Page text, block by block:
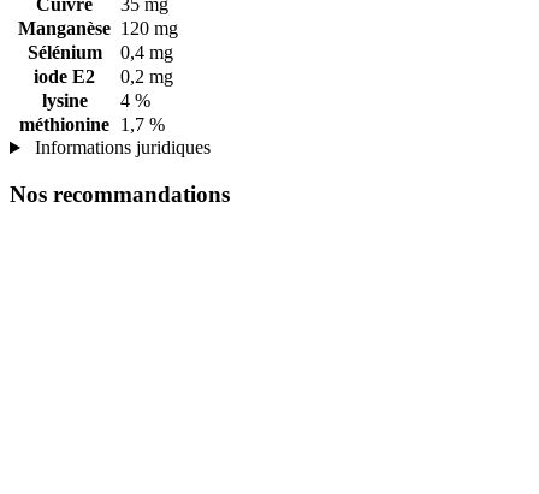
Cuivre
35 mg
Manganèse 120 mg
Sélénium
0,4 mg
iode E2
0,2 mg
lysine
4 %
méthionine 1,7 %
Informations juridiques
Nos recommandations